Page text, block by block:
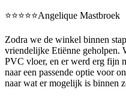
⭐️⭐️⭐️⭐️⭐️Angelique Mastbroek
Zodra we de winkel binnen
vriendelijke Etiënne geholpen.
PVC vloer, en er werd erg fijn
naar een passende optie voor
naar wat er mogelijk is binnen